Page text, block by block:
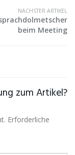
NÄCHSTER ARTIKEL
beim Meeting
zum Artikel?
Erforderliche